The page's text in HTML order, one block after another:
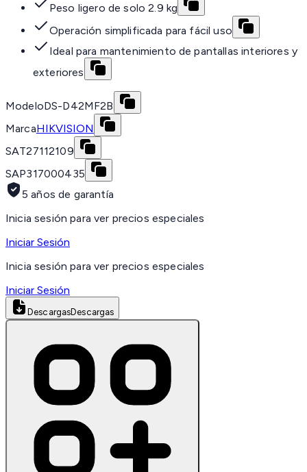
Peso ligero de solo 2.9 kg
Operación simplificada para fácil uso
Ideal para mantenimiento de pantallas interiores y
exteriores
ModeloDS-D42MF2B
MarcaHIKVISION
SAT27112109
SAP317000435
5 años de garantía
Inicia sesión para ver precios especiales
Iniciar Sesión
Inicia sesión para ver precios especiales
Iniciar Sesión
DescargasDescargas